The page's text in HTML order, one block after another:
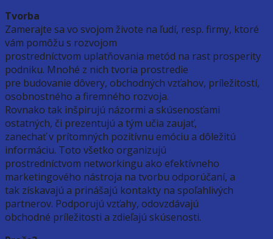
Tvorba
Zamerajte sa vo svojom živote na ľudí, resp. firmy, ktoré
vám pomôžu s rozvojom
prostredníctvom uplatňovania metód na rast prosperity
podniku. Mnohé z nich tvoria prostredie
pre budovanie dôvery, obchodných vzťahov, príležitostí,
osobnostného a firemného rozvoja.
Rovnako tak inšpirujú názormi a skúsenosťami
ostatných, či prezentujú a tým učia zaujať,
zanechať v prítomných pozitívnu emóciu a dôležitú
informáciu. Toto všetko organizujú
prostredníctvom networkingu ako efektívneho
marketingového nástroja na tvorbu odporúčaní, a
tak získavajú a prinášajú kontakty na spoľahlivých
partnerov. Podporujú vzťahy, odovzdávajú
obchodné príležitosti a zdieľajú skúsenosti.